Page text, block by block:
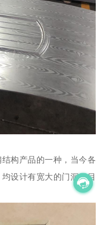
构产品的一种，当今各
设计有宽大的门洞，目